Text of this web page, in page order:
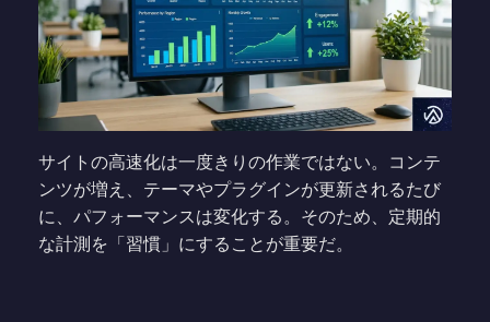
サイトの高速化は一度きりの作業ではない。コンテ
ンツが増え、テーマやプラグインが更新されるたび
に、パフォーマンスは変化する。そのため、定期的
な計測を「習慣」にすることが重要だ。